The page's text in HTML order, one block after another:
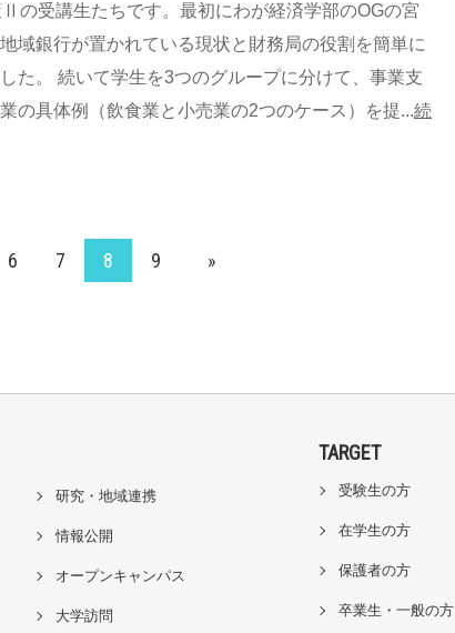
の受講生たちです。最初にわが経済学部のOGの宮
域銀行が置かれている現状と財務局の役割を簡単に
た。 続いて学生を3つのグループに分けて、事業支
の具体例（飲食業と小売業の2つのケース）を提...続
6 7 8 9 »
研究・地域連携
情報公開
オープンキャンパス
大学訪問
TARGET
受験生の方
在学生の方
保護者の方
卒業生・一般の方